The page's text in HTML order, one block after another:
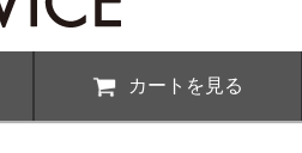
カートを見る